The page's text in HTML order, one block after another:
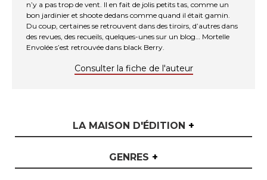
LA MAISON D'ÉDITION +
GENRES +
n’y a pas trop de vent. Il en fait de jolis petits tas, comme un
bon jardinier et shoote dedans comme quand il était gamin.
Du coup, certaines se retrouvent dans des tiroirs, d’autres dans
des revues, des recueils, quelques-unes sur un blog… Mortelle
Envolée s’est retrouvée dans black Berry.
Consulter la fiche de l'auteur